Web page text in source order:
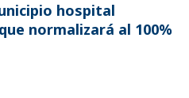
hospital
normalizará al 100%